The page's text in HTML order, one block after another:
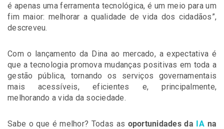
é apenas uma ferramenta tecnológica, é um meio para um
fim maior: melhorar a qualidade de vida dos cidadãos”,
descreveu.
Com o lançamento da Dina ao mercado, a expectativa é
que a tecnologia promova mudanças positivas em toda a
gestão pública, tornando os serviços governamentais
mais acessíveis, eficientes e, principalmente,
melhorando a vida da sociedade.
Sabe o que é melhor? Todas as oportunidades da IAna